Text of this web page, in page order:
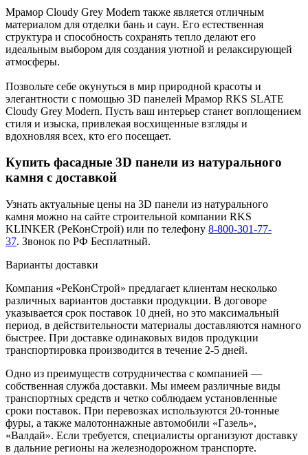
Мрамор Cloudy Grey Modern также является отличным
материалом для отделки бань и саун. Его естественная
структура и способность сохранять тепло делают его
идеальным выбором для создания уютной и релаксирующей
атмосферы.
Позвольте себе окунуться в мир природной красоты и
элегантности с помощью 3D панелей Мрамор RKS SLATE
Cloudy Grey Modern. Пусть ваш интерьер станет воплощением
стиля и изыска, привлекая восхищенные взгляды и
вдохновляя всех, кто его посещает.
Купить фасадные 3D панели из натурального
камня с доставкой
Узнать актуальные цены на 3D панели из натурального
камня можно на сайте строительной компании RKS
KLINKER (РеКонСтрой) или по телефону 8-800-301-77-
37. Звонок по РФ Бесплатный.
Варианты доставки
Компания «РеКонСтрой» предлагает клиентам несколько
различных вариантов доставки продукции. В договоре
указывается срок поставок 10 дней, но это максимальный
период, в действительности материалы доставляются намного
быстрее. При доставке одинаковых видов продукции
транспортировка производится в течение 2-5 дней.
Одно из преимуществ сотрудничества с компанией —
собственная служба доставки. Мы имеем различные виды
транспортных средств и четко соблюдаем установленные
сроки поставок. При перевозках используются 20-тонные
фуры, а также малотоннажные автомобили «Газель»,
«Валдай». Если требуется, специалисты организуют доставку
в дальние регионы на железнодорожном транспорте.